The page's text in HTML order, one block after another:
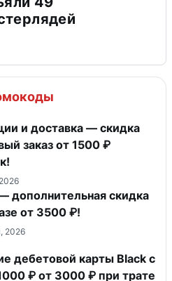
и доставка — скидка
заказ от 1500 ₽
дополнительная скидка
от 3500 ₽!
2026
дебетовой карты Black с
₽ от 3000 ₽ при трате